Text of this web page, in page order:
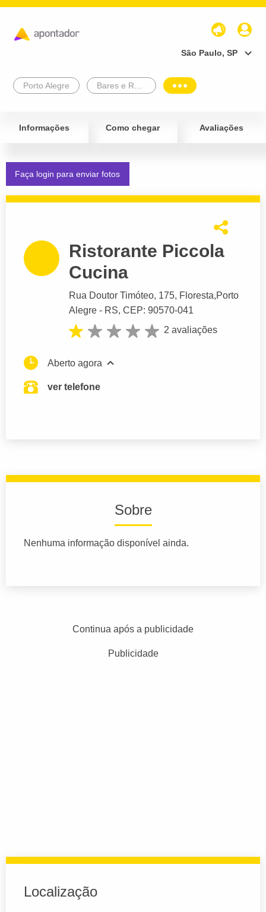
São Paulo, SP
Porto Alegre
Informações Como chegar Avaliações
Faça login para enviar fotos
Ristorante Piccola
Cucina
Rua Doutor Timóteo, 175, Floresta,Porto
Alegre - RS, CEP: 90570-041
2 avaliações
Aberto agora
ver telefone
Sobre
Nenhuma informação disponível ainda.
Continua após a publicidade
Publicidade
Localização